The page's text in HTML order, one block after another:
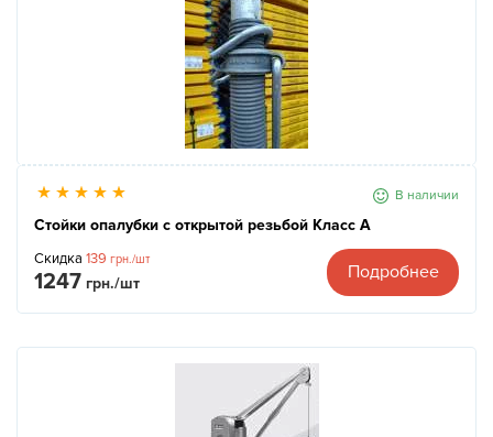
В наличии
Стойки опалубки с открытой резьбой Класс А
Скидка 139 грн./шт
1247 грн./шт
Подробнее